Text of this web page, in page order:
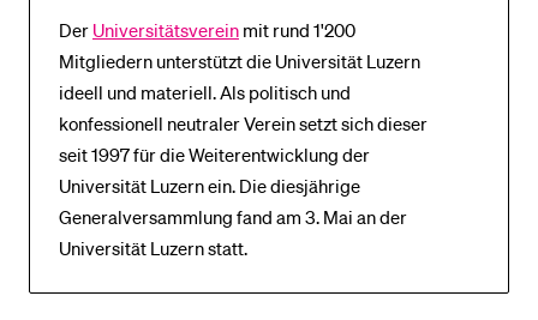
Der Universitätsverein mit rund 1'200
Mitgliedern unterstützt die Universität Luzern
ideell und materiell. Als politisch und
konfessionell neutraler Verein setzt sich dieser
seit 1997 für die Weiterentwicklung der
Universität Luzern ein. Die diesjährige
Generalversammlung fand am 3. Mai an der
Universität Luzern statt.